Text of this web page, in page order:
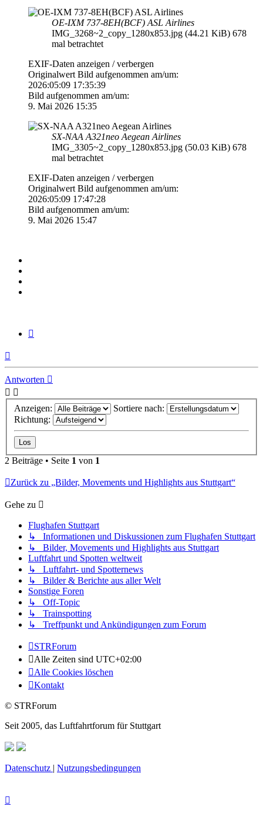
OE-IXM 737-8EH(BCF) ASL Airlines
IMG_3268~2_copy_1280x853.jpg (44.21 KiB) 678
mal betrachtet
EXIF-Daten anzeigen / verbergen
Originalwert Bild aufgenommen am/um:
2026:05:09 17:35:39
Bild aufgenommen am/um:
9. Mai 2026 15:35
SX-NAA A321neo Aegean Airlines
IMG_3305~2_copy_1280x853.jpg (50.03 KiB) 678
mal betrachtet
EXIF-Daten anzeigen / verbergen
Originalwert Bild aufgenommen am/um:
2026:05:09 17:47:28
Bild aufgenommen am/um:
9. Mai 2026 15:47
Antworten
Anzeigen:
Sortiere nach:
Richtung:
2 Beiträge • Seite 1 von 1
Zurück zu „Bilder, Movements und Highlights aus Stuttgart“
Gehe zu
Flughafen Stuttgart
↳ Informationen und Diskussionen zum Flughafen Stuttgart
↳ Bilder, Movements und Highlights aus Stuttgart
Luftfahrt und Spotten weltweit
↳ Luftfahrt- und Spotternews
↳ Bilder & Berichte aus aller Welt
Sonstige Foren
↳ Off-Topic
↳ Trainspotting
↳ Treffpunkt und Ankündigungen zum Forum
STRForum
Alle Zeiten sind UTC+02:00
Alle Cookies löschen
Kontakt
© STRForum
Seit 2005, das Luftfahrtforum für Stuttgart
Datenschutz | Nutzungsbedingungen